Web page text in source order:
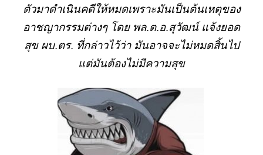
ตัวมาดำเนินคดีให้หมดเพราะมันเป็นต้นเหตุของ
อาชญากรรมต่างๆ โดย พล.ต.อ.สุวัฒน์ แจ้งยอด
สุข ผบ.ตร. ที่กล่าวไว้ว่า มันอาจจะไม่หมดสิ้นไป
แต่มันต้องไม่มีความสุข